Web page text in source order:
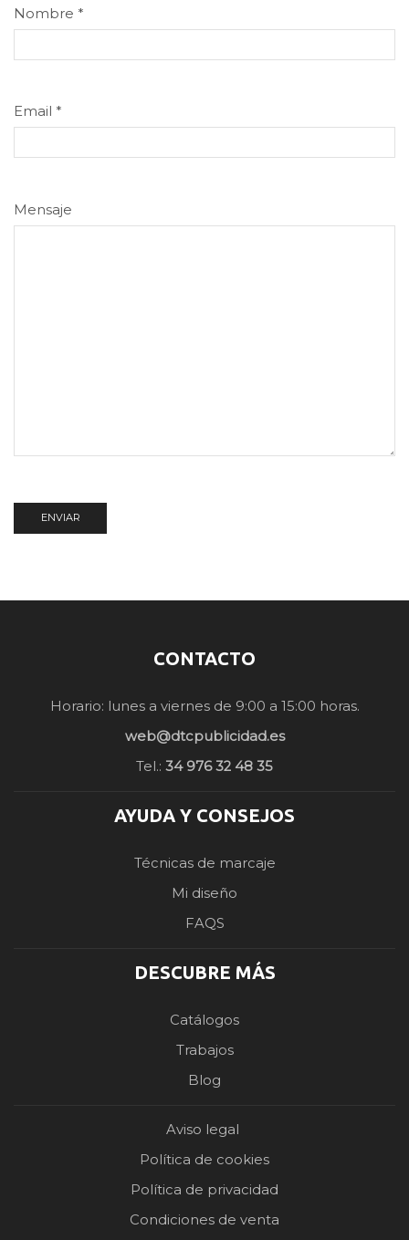
Nombre *
Email *
Mensaje
CONTACTO
Horario: lunes a viernes de 9:00 a 15:00 horas.
web@dtcpublicidad.es
Tel.: 34 976 32 48 35
AYUDA Y CONSEJOS
Técnicas de marcaje
Mi diseño
FAQS
DESCUBRE MÁS
Catálogos
Trabajos
Blog
Aviso legal
Política de cookies
Política de privacidad
Condiciones de venta